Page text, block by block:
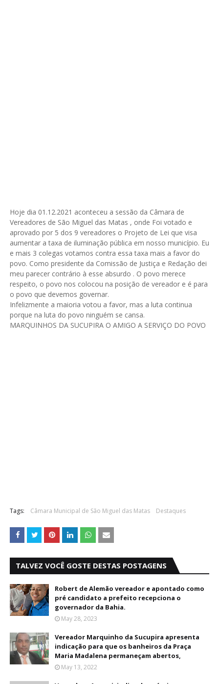
Hoje dia 01.12.2021 aconteceu a sessão da Câmara de
Vereadores de São Miguel das Matas , onde Foi votado e
aprovado por 5 dos 9 vereadores o Projeto de Lei que visa
aumentar a taxa de iluminação pública em nosso município. Eu
e mais 3 colegas votamos contra essa taxa mais a favor do
povo. Como presidente da Comissão de Justiça e Redação dei
meu parecer contrário à esse absurdo . O povo merece
respeito, o povo nos colocou na posição de vereador e é para
o povo que devemos governar.
Infelizmente a maioria votou a favor, mas a luta continua
porque na luta do povo ninguém se cansa.
MARQUINHOS DA SUCUPIRA O AMIGO A SERVIÇO DO POVO
Tags: Câmara Municipal de São Miguel das Matas Destaques
TALVEZ VOCÊ GOSTE DESTAS POSTAGENS
Robert de Alemão vereador e apontado como
pré candidato a prefeito recepciona o
governador da Bahia.
May 28, 2023
Vereador Marquinho da Sucupira apresenta
indicação para que os banheiros da Praça
Maria Madalena permaneçam abertos,
May 13, 2022